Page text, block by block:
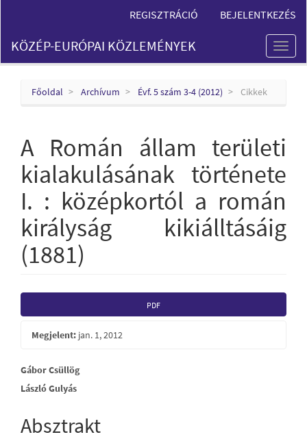
Content
Sidebar
REGISZTRÁCIÓ BEJELENTKEZÉS
Toggle
KÖZÉP-EURÓPAI KÖZLEMÉNYEK
Főoldal Archívum Évf. 5 szám 3-4 (2012) Cikkek
A Román állam területi
kialakulásának története
I. : középkortól a román
királyság kikiálltásáig
(1881)
Article
Sidebar
PDF
Megjelent: jan. 1, 2012
Main
Article
Content
Gábor Csüllög
László Gulyás
Absztrakt